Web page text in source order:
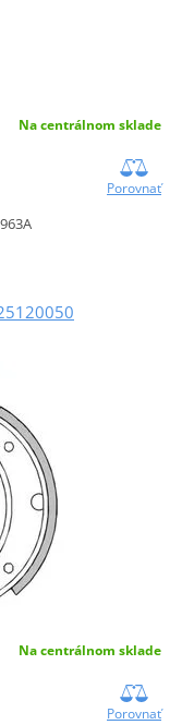
Na centrálnom sklade
Porovnať
Na centrálnom sklade
Porovnať